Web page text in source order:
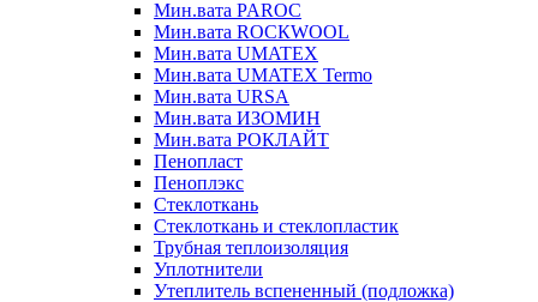
Мин.вата PAROC
Мин.вата ROCКWOOL
Мин.вата UMATEX
Мин.вата UMATEX Termo
Мин.вата URSA
Мин.вата ИЗОМИН
Мин.вата РОКЛАЙТ
Пенопласт
Пеноплэкс
Стеклоткань
Стеклоткань и стеклопластик
Трубная теплоизоляция
Уплотнители
Утеплитель вспененный (подложка)